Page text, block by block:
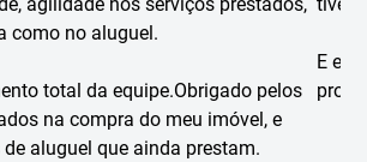
como no aluguel.
total da equipe.Obrigado pelos
na compra do meu imóvel, e
aluguel que ainda prestam.
E em